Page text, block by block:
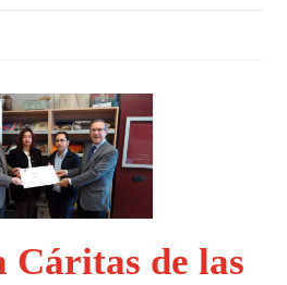
Cáritas de las